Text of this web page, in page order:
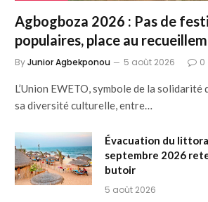
Agbogboza 2026 : Pas de
populaires, place au
ByJunior Agbekponou 5 août 2026 0
L’Union EWETO, symbole de la solidarité
sa diversité culturelle, entre…
Évacuation du
septembre 2026
butoir
5 août 2026